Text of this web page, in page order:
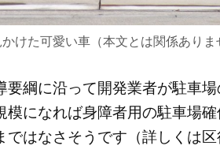
けた可愛い車（本文とは関係ありま
綱に沿って開発業者が駐車
になれば身障者用の駐車場
はなさそうです（詳しくは